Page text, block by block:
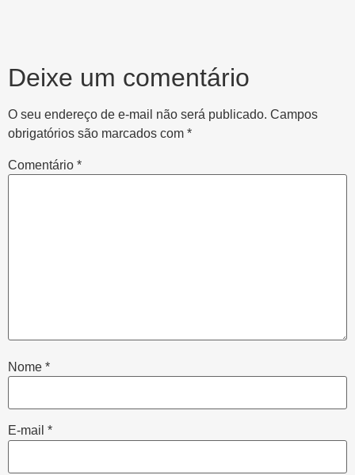
Deixe um comentário
O seu endereço de e-mail não será publicado. Campos
obrigatórios são marcados com *
Comentário *
Nome *
E-mail *